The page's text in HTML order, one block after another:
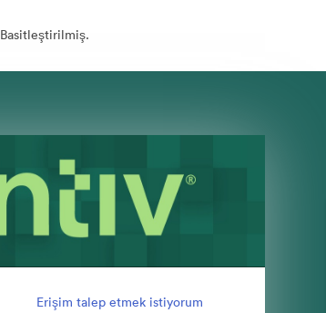
Erişim talep etmek istiyorum